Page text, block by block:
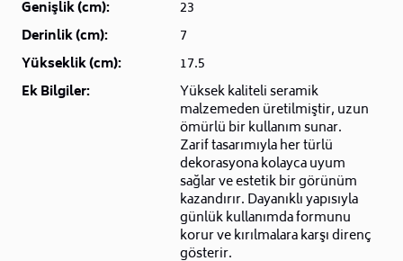
Genişlik (cm):
23
Derinlik (cm):
7
Yükseklik (cm):
17.5
Ek Bilgiler:
Yüksek kaliteli seramik
malzemeden üretilmiştir, uzun
ömürlü bir kullanım sunar.
Zarif tasarımıyla her türlü
dekorasyona kolayca uyum
sağlar ve estetik bir görünüm
kazandırır. Dayanıklı yapısıyla
günlük kullanımda formunu
korur ve kırılmalara karşı direnç
gösterir.